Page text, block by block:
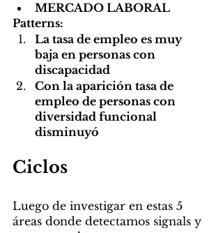
MERCADO LABORAL
Patterns:
La tasa de empleo es muy
baja en personas con
discapacidad
Con la aparición tasa de
empleo de personas con
diversidad funcional
disminuyó
Ciclos
Luego de investigar en estas 5
áreas donde detectamos signals y